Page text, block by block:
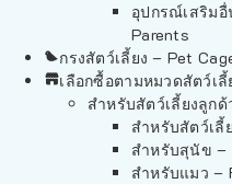
อุปกรณ์เสริม
Parents
กรงสัตว์เลี้ยง – Pet
เลือกซื้อตามหมวดสัตว์เ
สำหรับสัตว์เลี้ยงลูก
สำหรับสัตว์เลี้
สำหรับสุนัข –
สำหรับแมว –